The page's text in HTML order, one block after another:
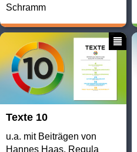
Schramm
Texte 10
u.a. mit Beiträgen von
Hannes Haas, Regula